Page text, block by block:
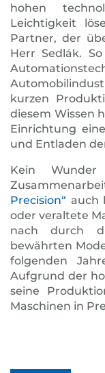
hohen
Leichtigkeit
Partner, der
Herr Sedlák.
kurzen
diesem Wissen
Einrichtung
und Entladen
Kein
Precision“ auch
oder veraltete
nach durch
bewährten
folgenden
Aufgrund der
seine
Maschinen in